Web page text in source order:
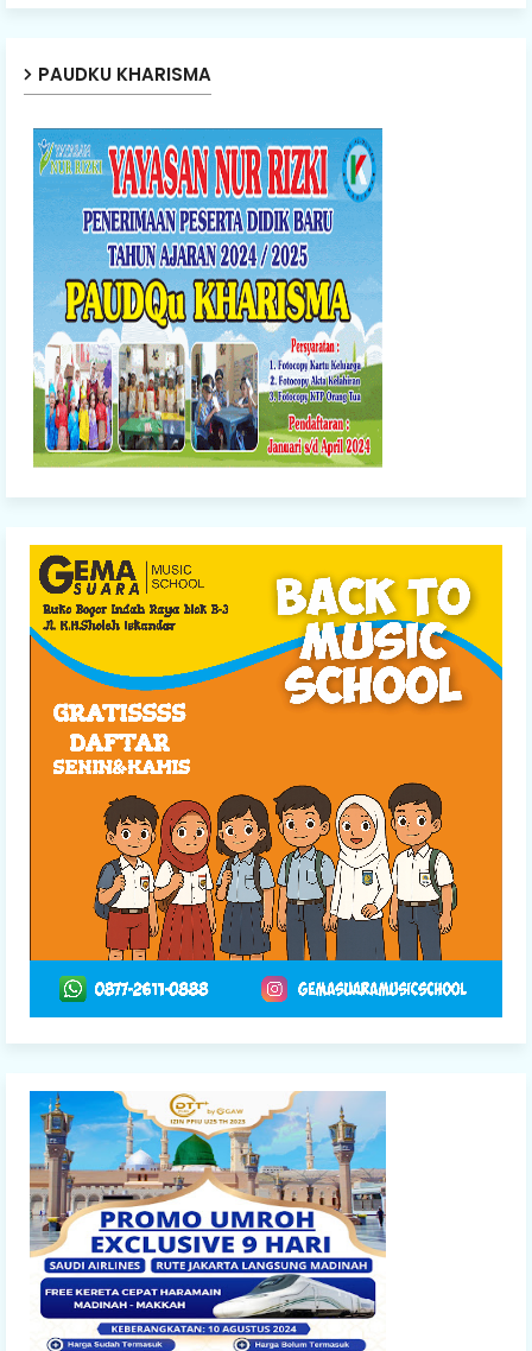
PAUDKU KHARISMA